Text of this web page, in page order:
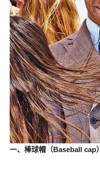
一、棒球帽（Baseball cap）